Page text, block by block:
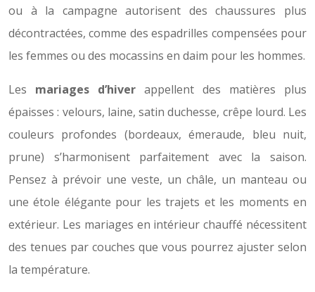
ou à la campagne autorisent des chaussures plus
décontractées, comme des espadrilles compensées pour
les femmes ou des mocassins en daim pour les hommes.
Les mariages d’hiver appellent des matières plus
épaisses : velours, laine, satin duchesse, crêpe lourd. Les
couleurs profondes (bordeaux, émeraude, bleu nuit,
prune) s’harmonisent parfaitement avec la saison.
Pensez à prévoir une veste, un châle, un manteau ou
une étole élégante pour les trajets et les moments en
extérieur. Les mariages en intérieur chauffé nécessitent
des tenues par couches que vous pourrez ajuster selon
la température.